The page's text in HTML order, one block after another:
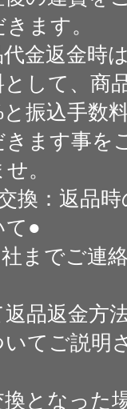
ます。
金返金時
して、商
振込手数
きます事を
。
換：返品
て●
までご連
品返金方
てご説明
となった